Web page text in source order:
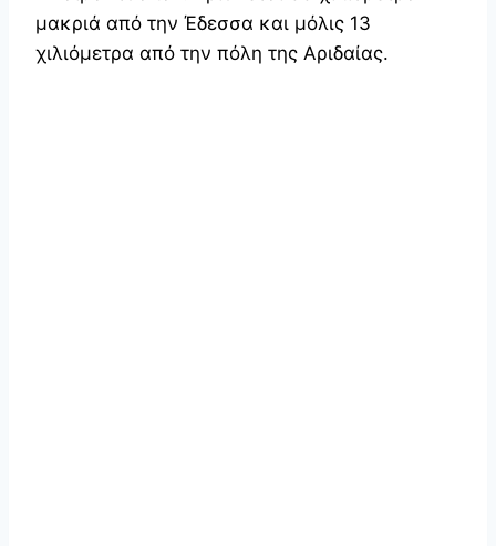
μακριά από την Έδεσσα και μόλις 13
χιλιόμετρα από την πόλη της Αριδαίας.